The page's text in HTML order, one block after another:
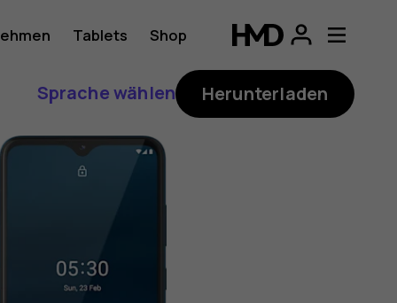
Tablets Shop
Sprache wählen Herunterladen